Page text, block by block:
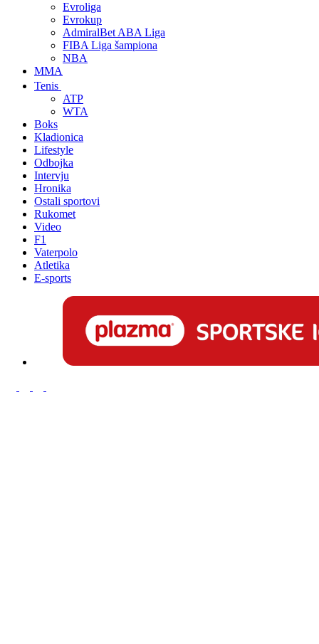
Evroliga
Evrokup
AdmiralBet ABA Liga
FIBA Liga šampiona
NBA
MMA
Tenis
ATP
WTA
Boks
Kladionica
Lifestyle
Odbojka
Intervju
Hronika
Ostali sportovi
Rukomet
Video
F1
Vaterpolo
Atletika
E-sports